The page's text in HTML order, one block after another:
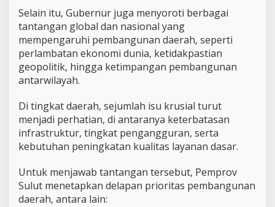
Selain itu, Gubernur juga menyoroti berbagai
tantangan global dan nasional yang
mempengaruhi pembangunan daerah, seperti
perlambatan ekonomi dunia, ketidakpastian
geopolitik, hingga ketimpangan pembangunan
antarwilayah.
Di tingkat daerah, sejumlah isu krusial turut
menjadi perhatian, di antaranya keterbatasan
infrastruktur, tingkat pengangguran, serta
kebutuhan peningkatan kualitas layanan dasar.
Untuk menjawab tantangan tersebut, Pemprov
Sulut menetapkan delapan prioritas pembangunan
daerah, antara lain: